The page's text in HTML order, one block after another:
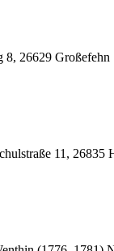
8, 26629
11,